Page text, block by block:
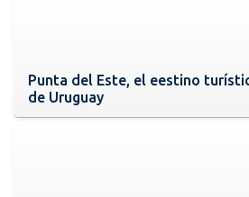
Punta del Este, el eestino
de Uruguay